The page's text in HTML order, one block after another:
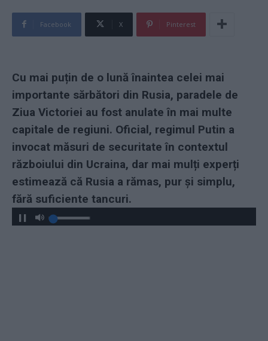
Facebook X Pinterest
Cu mai puțin de o lună înaintea celei mai
importante sărbători din Rusia, paradele de
Ziua Victoriei au fost anulate în mai multe
capitale de regiuni. Oficial, regimul Putin a
invocat măsuri de securitate în contextul
războiului din Ucraina, dar mai mulți experți
estimează că Rusia a rămas, pur și simplu,
fără suficiente tancuri.